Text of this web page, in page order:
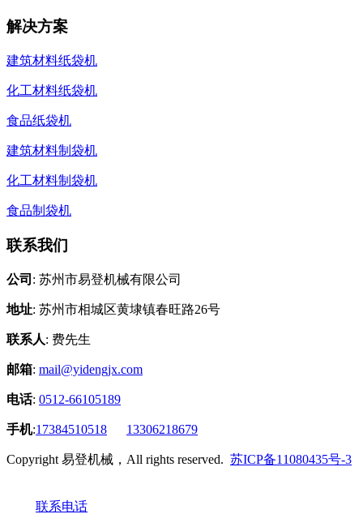
解决方案
建筑材料纸袋机
化工材料纸袋机
食品纸袋机
建筑材料制袋机
化工材料制袋机
食品制袋机
联系我们
公司 : 苏州市易登机械有限公司
地址: 苏州市相城区黄埭镇春旺路26号
联系人: 费先生
邮箱: mail@yidengjx.com
电话: 0512-66105189
手机:17384510518 13306218679
Copyright 易登机械，All rights reserved. 苏ICP备11080435号-3
联系电话